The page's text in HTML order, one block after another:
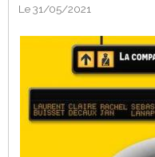
Le 31/05/2021